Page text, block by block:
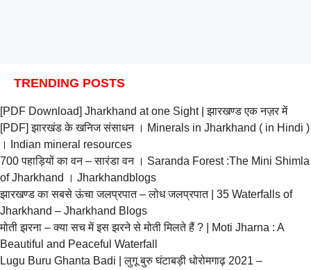
TRENDING POSTS
[PDF Download] Jharkhand at one Sight | झारखण्ड एक नज़र में
[PDF] झारखंड के खनिज संसाधन । Minerals in Jharkhand ( in Hindi )
। Indian mineral resources
700 पहाड़ियों का वन – सारंडा वन । Saranda Forest :The Mini Shimla
of Jharkhand । Jharkhandblogs
झारखण्ड का सबसे ऊंचा जलप्रपात – लोध जलप्रपात | 35 Waterfalls of
Jharkhand – Jharkhand Blogs
मोती झरना – क्या सच में इस झरने से मोती मिलते हैं ? | Moti Jharna : A
Beautiful and Peaceful Waterfall
Lugu Buru Ghanta Badi | लुगू बुरु घंटाबड़ी धोरोमगाढ़ 2021 –